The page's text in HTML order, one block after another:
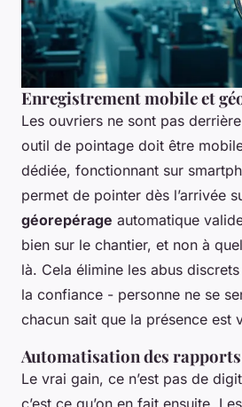
Enregistrement mobile et
Les ouvriers ne sont pas
outil de pointage doit être
dédiée, fonctionnant sur
permet de pointer dès l’arrivée
géorepérage automatique
bien sur le chantier, et non à
là. Cela élimine les abus
la confiance - personne ne se
chacun sait que la présence est
Automatisation des
Le vrai gain, ce n’est pas de